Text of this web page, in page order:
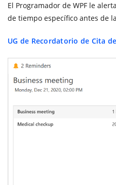
El Programador de WPF le
de tiempo específico antes de
UG de Recordatorio de Cita